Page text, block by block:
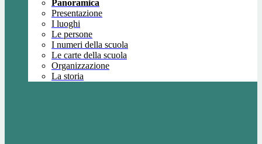
Panoramica
Presentazione
I luoghi
Le persone
I numeri della scuola
Le carte della scuola
Organizzazione
La storia